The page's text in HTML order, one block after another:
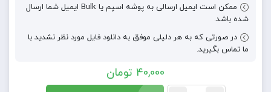
ممکن است ایمیل ارسالی به پوشه اسپم یا Bulk ایمیل شما ارسال
شده باشد.
در صورتی که به هر دلیلی موفق به دانلود فایل مورد نظر نشدید با
ما تماس بگیرید.
40,000 تومان